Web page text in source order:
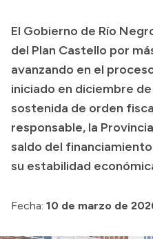
Presupuesto
Boletín Oficial
Compras y licitaciones
Consulta de expedientes
Consulta de pago a
Convocatorias
Login
El Gobierno de Río
del Plan Castello por
avanzando en el
iniciado en diciembre
sostenida de orden
responsable, la
saldo del
su estabilidad
Fecha: 10 de marzo de